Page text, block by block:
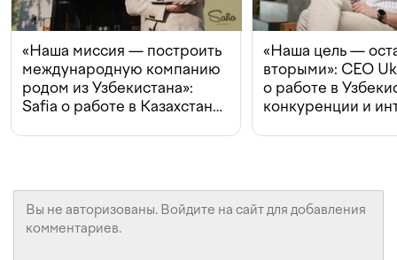
«Наша миссия — построить
международную компанию
родом из Узбекистана»:
Safia о работе в Казахстане,
«Наша цель —
вторыми»: CEO
о работе в
конкуренции и